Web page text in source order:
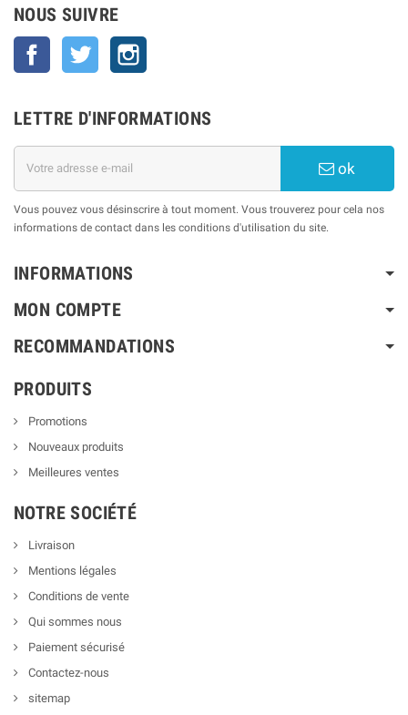
NOUS SUIVRE
Facebook Twitter
LETTRE D'INFORMATIONS
ok
Vous pouvez vous désinscrire à tout moment. Vous trouverez pour cela nos
informations de contact dans les conditions d'utilisation du site.
INFORMATIONS
MON COMPTE
RECOMMANDATIONS
PRODUITS
Promotions
Nouveaux produits
Meilleures ventes
NOTRE SOCIÉTÉ
Livraison
Mentions légales
Conditions de vente
Qui sommes nous
Paiement sécurisé
Contactez-nous
sitemap